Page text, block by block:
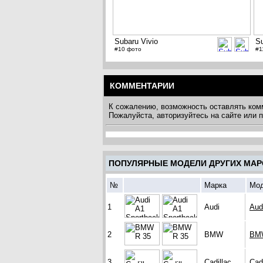
Subaru Vivio
#10 фото
КОММЕНТАРИИ
К сожалению, возможность оставлять
Пожалуйста, авторизуйтесь на сайте
ПОПУЛЯРНЫЕ МОДЕЛИ ДРУГИХ
№ Марка
1 Audi
2 BMW